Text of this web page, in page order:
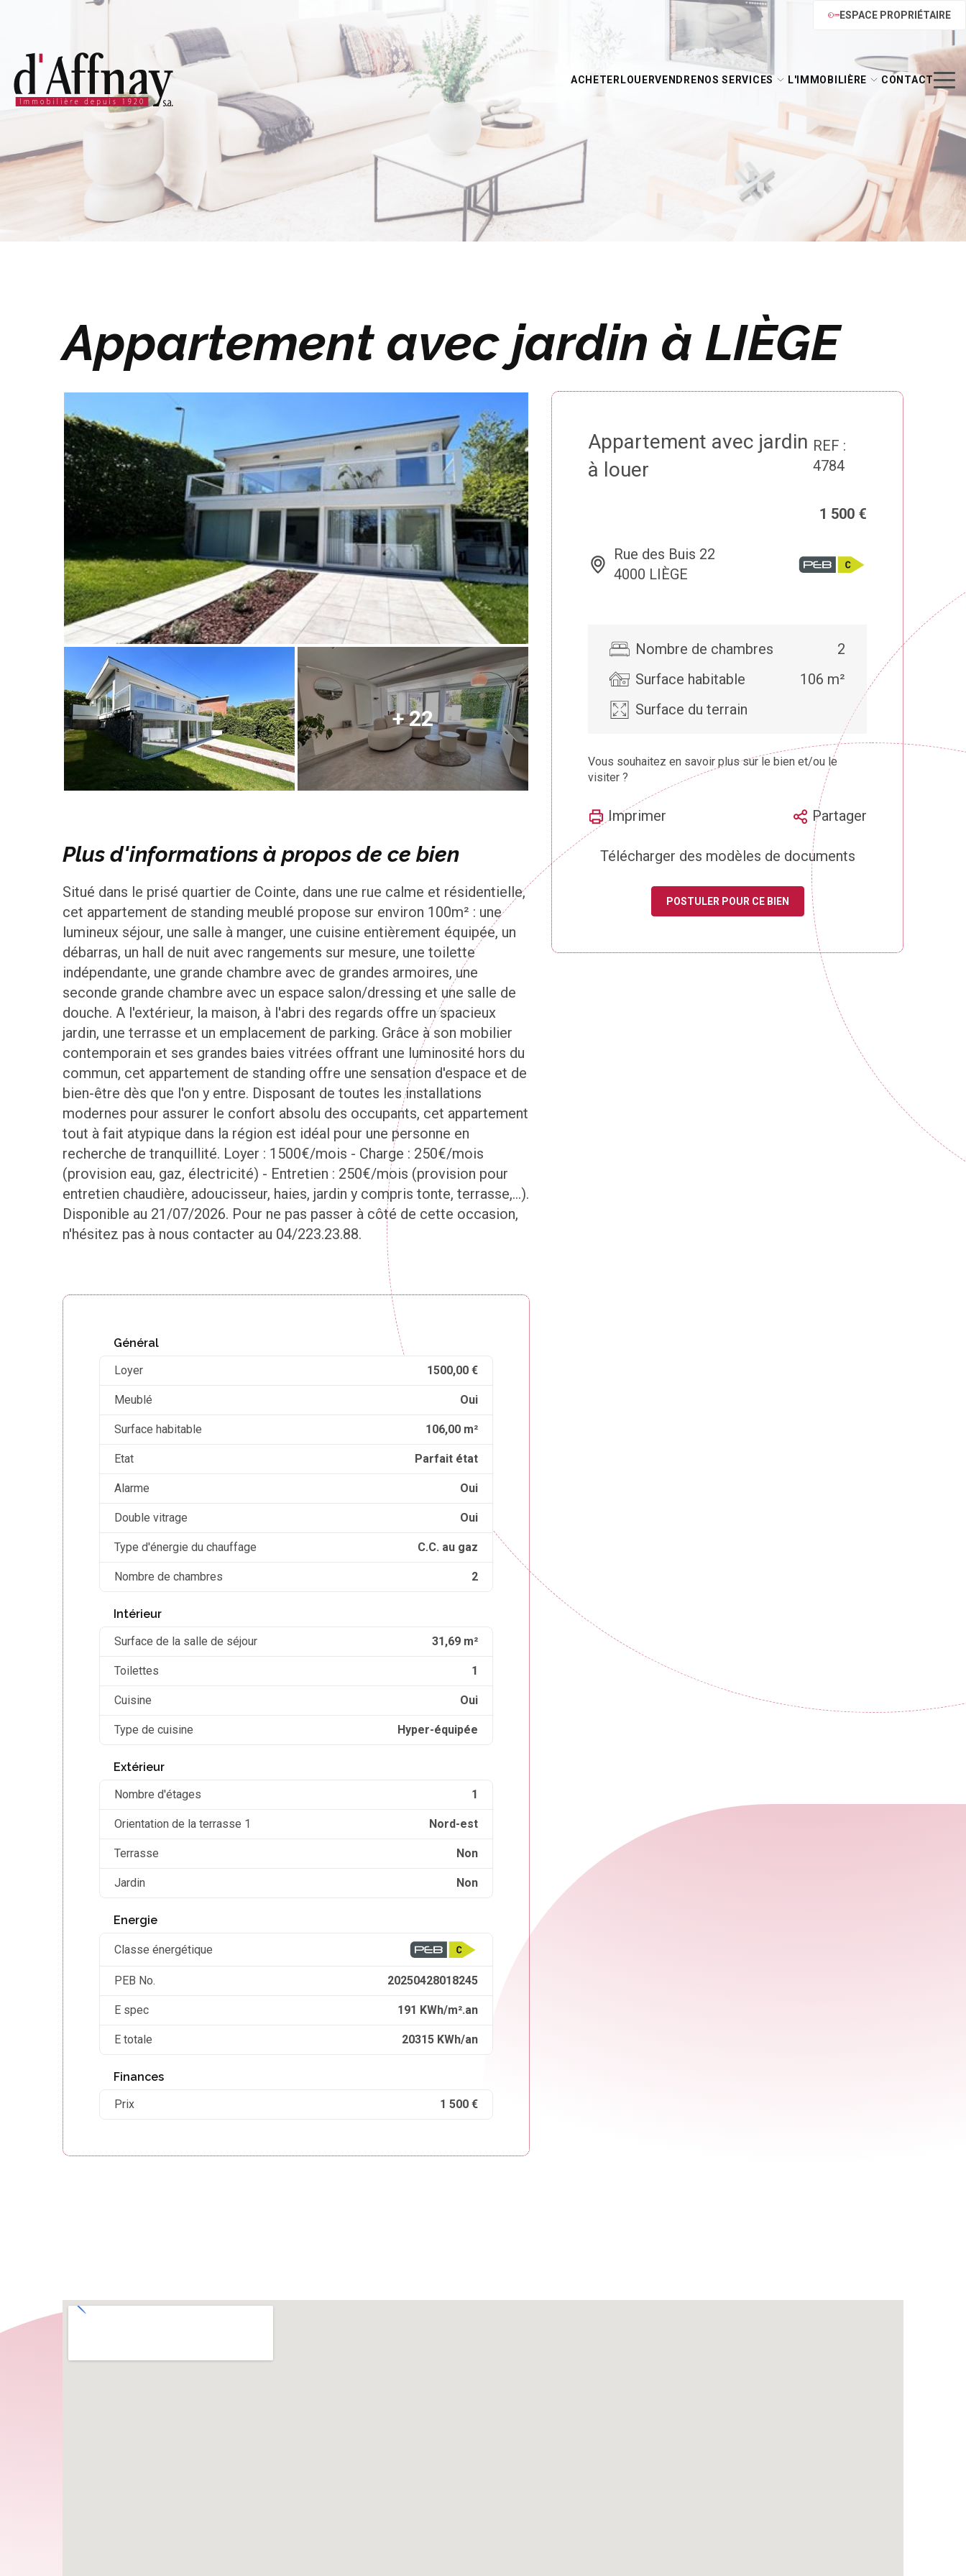
ESPACE PROPRIÉTAIRE
ACHETER LOUERVENDRE NOS SERVICES L'IMMOBILIÈRE CONTACT
Appartement avec jardin à LIÈGE
+ 22
Plus d'informations à propos de ce bien
Situé dans le prisé quartier de Cointe, dans une rue calme et résidentielle,
cet appartement de standing meublé propose sur environ 100m² : une
lumineux séjour, une salle à manger, une cuisine entièrement équipée, un
débarras, un hall de nuit avec rangements sur mesure, une toilette
indépendante, une grande chambre avec de grandes armoires, une
seconde grande chambre avec un espace salon/dressing et une salle de
douche. A l'extérieur, la maison, à l'abri des regards offre un spacieux
jardin, une terrasse et un emplacement de parking. Grâce à son mobilier
contemporain et ses grandes baies vitrées offrant une luminosité hors du
commun, cet appartement de standing offre une sensation d'espace et de
bien-être dès que l'on y entre. Disposant de toutes les installations
modernes pour assurer le confort absolu des occupants, cet appartement
tout à fait atypique dans la région est idéal pour une personne en
recherche de tranquillité. Loyer : 1500€/mois - Charge : 250€/mois
(provision eau, gaz, électricité) - Entretien : 250€/mois (provision pour
entretien chaudière, adoucisseur, haies, jardin y compris tonte, terrasse,...).
Disponible au 21/07/2026. Pour ne pas passer à côté de cette occasion,
n'hésitez pas à nous contacter au 04/223.23.88.
Général
Loyer
1500,00 €
Meublé Oui
Surface habitable 106,00 m²
Etat Parfait état
Alarme Oui
Double vitrage Oui
Type d'énergie du chauffage C.C. au gaz
Nombre de chambres 2
Intérieur
Surface de la salle de séjour
31,69 m²
Toilettes 1
Cuisine Oui
Type de cuisine Hyper-équipée
Extérieur
Nombre d'étages
1
Orientation de la terrasse 1 Nord-est
Terrasse Non
Jardin Non
Energie
Classe énergétique
PEB No. 20250428018245
E spec 191 KWh/m².an
E totale 20315 KWh/an
Finances
Prix
1 500 €
Appartement avec jardin
à louer
REF :
4784
1 500 €
Rue des Buis 22
4000 LIÈGE
Nombre de chambres
2
Surface habitable
106 m²
Surface du terrain
Vous souhaitez en savoir plus sur le bien et/ou le
visiter ?
Imprimer Partager
Télécharger des modèles de documents
POSTULER POUR CE BIEN